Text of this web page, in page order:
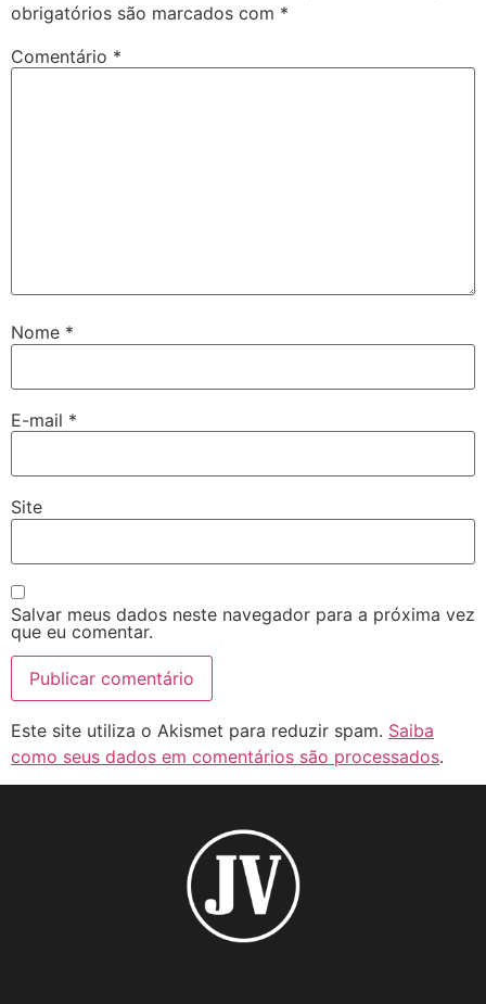
obrigatórios são marcados com *
Comentário *
Nome *
E-mail *
Site
Salvar meus dados neste navegador para a próxima vez
que eu comentar.
Este site utiliza o Akismet para reduzir spam. Saiba
como seus dados em comentários são processados.